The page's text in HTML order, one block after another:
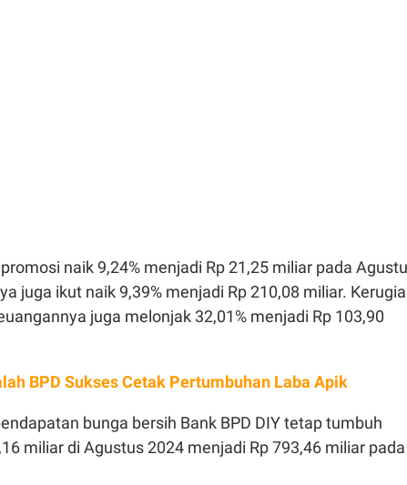
naik 9,24% menjadi Rp 21,25 miliar pada
juga ikut naik 9,39% menjadi Rp 210,08 miliar.
juga melonjak 32,01% menjadi Rp 103,90
BPD Sukses Cetak Pertumbuhan Laba Apik
bunga bersih Bank BPD DIY tetap tumbuh
miliar di Agustus 2024 menjadi Rp 793,46 miliar pada